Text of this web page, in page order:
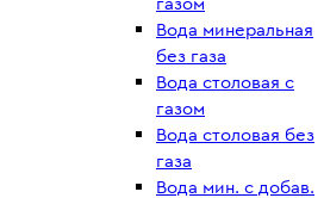
Вода минеральная
без газа
Вода столовая с
газом
Вода столовая без
газа
Вода мин. с добав.